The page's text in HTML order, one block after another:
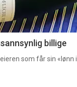
billige
som får sin «lønn i